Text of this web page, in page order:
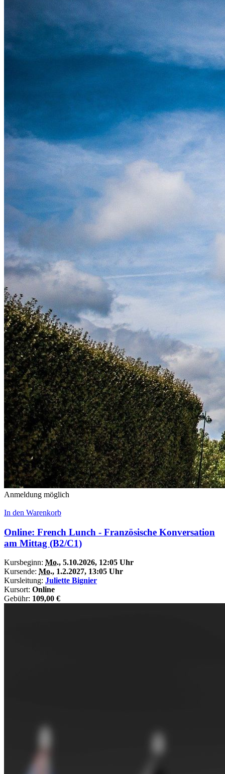
Anmeldung möglich
In den Warenkorb
Online: French Lunch - Französische Konversation
am Mittag (B2/C1)
Kursbeginn: Mo., 5.10.2026, 12:05 Uhr
Kursende: Mo., 1.2.2027, 13:05 Uhr
Kursleitung: Juliette Bignier
Kursort: Online
Gebühr: 109,00 €